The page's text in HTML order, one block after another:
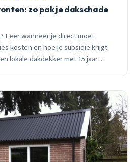
zo pak je dakschade
Leer wanneer je direct moet
kosten en hoe je subsidie krijgt.
lokale dakdekker met 15 jaar